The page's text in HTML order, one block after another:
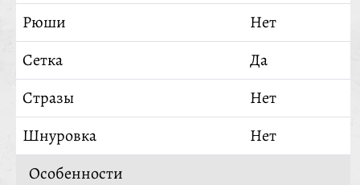
Рюши
Нет
Сетка
Да
Стразы
Нет
Шнуровка
Нет
Особенности